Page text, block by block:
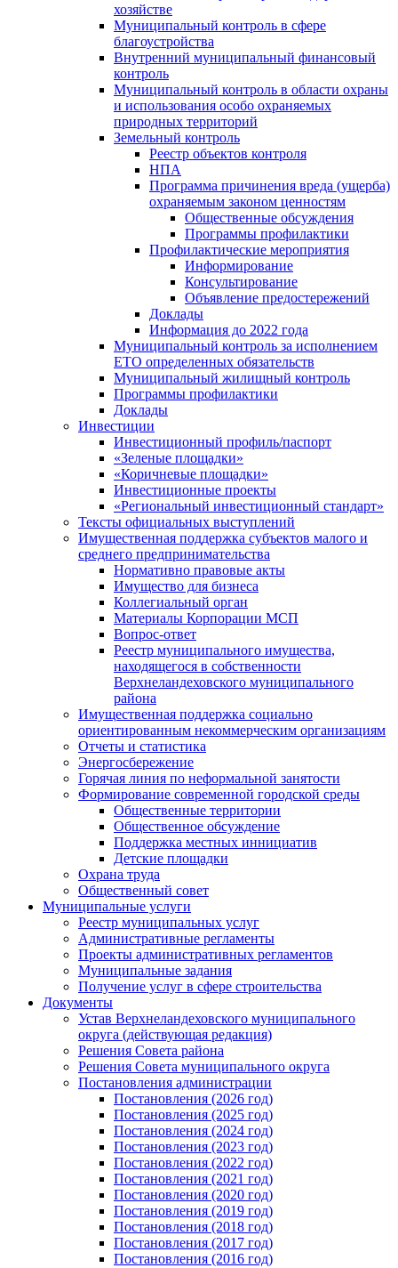
хозяйстве
Муниципальный контроль в сфере
благоустройства
Внутренний муниципальный финансовый
контроль
Муниципальный контроль в области охраны
и использования особо охраняемых
природных территорий
Земельный контроль
Реестр объектов контроля
НПА
Программа причинения вреда (ущерба)
охраняемым законом ценностям
Общественные обсуждения
Программы профилактики
Профилактические мероприятия
Информирование
Консультирование
Объявление предостережений
Доклады
Информация до 2022 года
Муниципальный контроль за исполнением
ЕТО определенных обязательств
Муниципальный жилищный контроль
Программы профилактики
Доклады
Инвестиции
Инвестиционный профиль/паспорт
«Зеленые площадки»
«Коричневые площадки»
Инвестиционные проекты
«Региональный инвестиционный стандарт»
Тексты официальных выступлений
Имущественная поддержка субъектов малого и
среднего предпринимательства
Нормативно правовые акты
Имущество для бизнеса
Коллегиальный орган
Материалы Корпорации МСП
Вопрос-ответ
Реестр муниципального имущества,
находящегося в собственности
Верхнеландеховского муниципального
района
Имущественная поддержка социально
ориентированным некоммерческим организациям
Отчеты и статистика
Энергосбережение
Горячая линия по неформальной занятости
Формирование современной городской среды
Общественные территории
Общественное обсуждение
Поддержка местных иннициатив
Детские площадки
Охрана труда
Общественный совет
Муниципальные услуги
Реестр муниципальных услуг
Административные регламенты
Проекты административных регламентов
Муниципальные задания
Получение услуг в сфере строительства
Документы
Устав Верхнеландеховского муниципального
округа (действующая редакция)
Решения Совета района
Решения Совета муниципального округа
Постановления администрации
Постановления (2026 год)
Постановления (2025 год)
Постановления (2024 год)
Постановления (2023 год)
Постановления (2022 год)
Постановления (2021 год)
Постановления (2020 год)
Постановления (2019 год)
Постановления (2018 год)
Постановления (2017 год)
Постановления (2016 год)